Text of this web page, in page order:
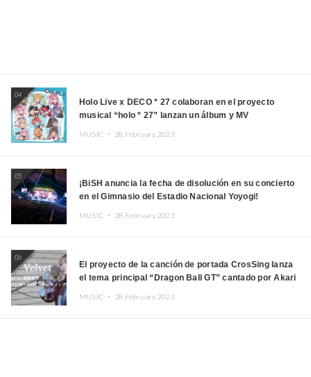
04
Holo Live x DECO * 27 colaboran en el proyecto
musical “holo * 27” lanzan un álbum y MV
MUSIC ・ 28.February.2023
05
¡BiSH anuncia la fecha de disolución en su concierto
en el Gimnasio del Estadio Nacional Yoyogi!
MUSIC ・ 28.February.2023
06
El proyecto de la canción de portada CrosSing lanza
el tema principal “Dragon Ball GT” cantado por Akari
MUSIC ・ 28.February.2023